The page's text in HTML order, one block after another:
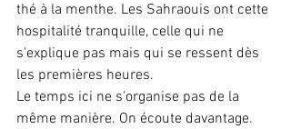
thé à la menthe. Les Sahraouis ont cette
hospitalité tranquille, celle qui ne
s'explique pas mais qui se ressent dès
les premières heures.
Le temps ici ne s'organise pas de la
même manière. On écoute davantage.